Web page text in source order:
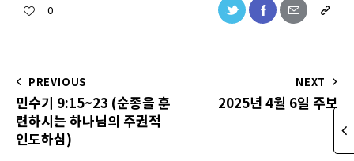
0
PREVIOUS
민수기 9:15~23 (순종을 훈
련하시는 하나님의 주권적
인도하심)
NEXT
2025년 4월 6일 주보